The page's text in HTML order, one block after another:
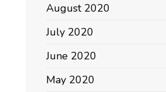
August 2020
July 2020
June 2020
May 2020